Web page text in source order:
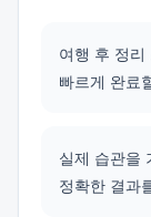
여행 후 정리
빠르게 완료
실제 습관을
정확한 결과